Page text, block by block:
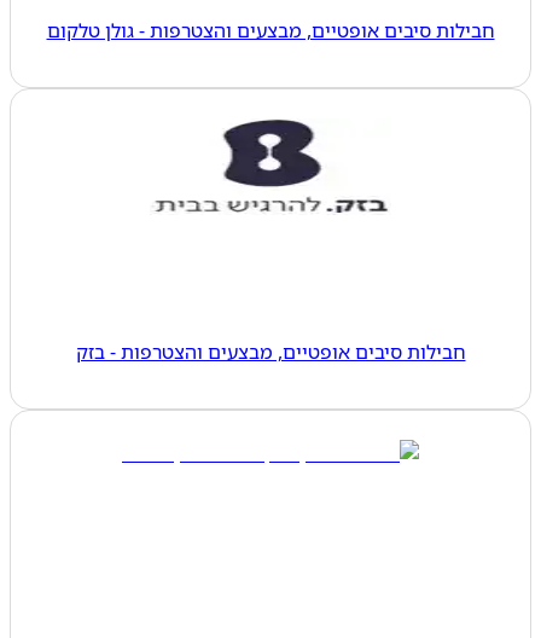
חבילות סיבים אופטיים, מבצעים והצטרפות - גולן טלקום
חבילות סיבים אופטיים, מבצעים והצטרפות - בזק